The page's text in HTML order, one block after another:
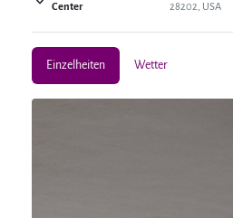
Center
28202, USA
Einzelheiten Wetter